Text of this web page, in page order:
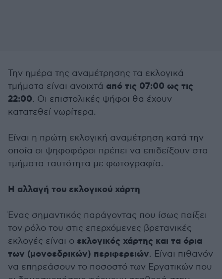
Την ημέρα της αναμέτρησης τα εκλογικά
τμήματα είναι ανοιχτά από τις 07:00 ως τις
22:00. Οι επιστολικές ψήφοι θα έχουν
κατατεθεί νωρίτερα.
Είναι η πρώτη εκλογική αναμέτρηση κατά την
οποία οι ψηφοφόροι πρέπει να επιδείξουν στα
τμήματα ταυτότητα με φωτογραφία.
Η αλλαγή του εκλογικού χάρτη
Ένας σημαντικός παράγοντας που ίσως παίξει
τον ρόλο του στις επερχόμενες βρετανικές
εκλογές είναι ο εκλογικός χάρτης και τα όρια
των (μονοεδρικών) περιφερειών. Είναι πιθανόν
να επηρεάσουν το ποσοστό των Εργατικών που